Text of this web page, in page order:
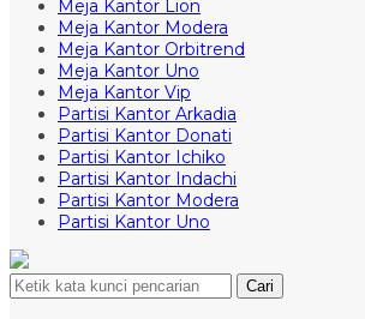
Meja Kantor Lion
Meja Kantor Modera
Meja Kantor Orbitrend
Meja Kantor Uno
Meja Kantor Vip
Partisi Kantor Arkadia
Partisi Kantor Donati
Partisi Kantor Ichiko
Partisi Kantor Indachi
Partisi Kantor Modera
Partisi Kantor Uno
Cari